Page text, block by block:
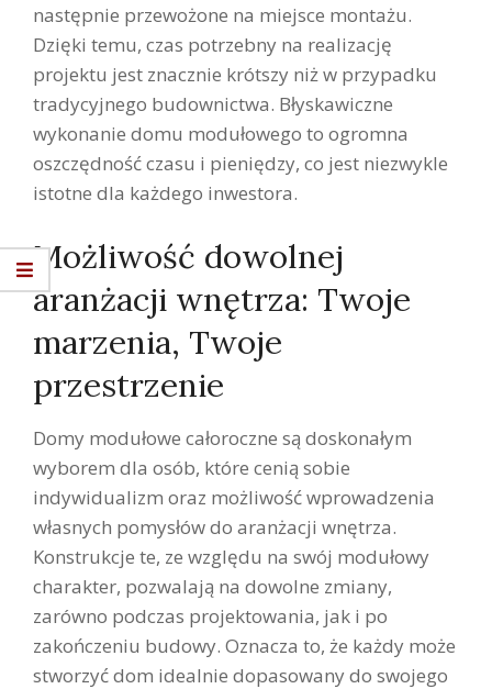
następnie przewożone na miejsce montażu.
Dzięki temu, czas potrzebny na realizację
projektu jest znacznie krótszy niż w przypadku
tradycyjnego budownictwa. Błyskawiczne
wykonanie domu modułowego to ogromna
oszczędność czasu i pieniędzy, co jest niezwykle
istotne dla każdego inwestora.
Możliwość dowolnej
aranżacji wnętrza: Twoje
marzenia, Twoje
przestrzenie
Domy modułowe całoroczne są doskonałym
wyborem dla osób, które cenią sobie
indywidualizm oraz możliwość wprowadzenia
własnych pomysłów do aranżacji wnętrza.
Konstrukcje te, ze względu na swój modułowy
charakter, pozwalają na dowolne zmiany,
zarówno podczas projektowania, jak i po
zakończeniu budowy. Oznacza to, że każdy może
stworzyć dom idealnie dopasowany do swojego